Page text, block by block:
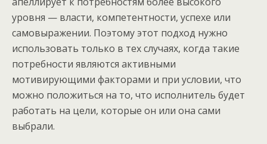
уровня — власти, компетентности, успехе или
самовыражении. Поэтому этот подход нужно
использовать только в тех случаях, когда такие
потребности являются активными
мотивирующими факторами и при условии, что
можно положиться на то, что исполнитель будет
работать на цели, которые он или она сами
выбрали.